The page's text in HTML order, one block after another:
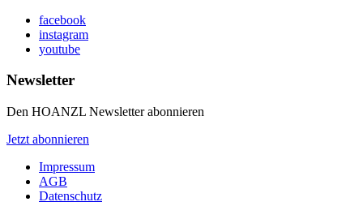
facebook
instagram
youtube
Newsletter
Den HOANZL Newsletter abonnieren
Jetzt abonnieren
Impressum
AGB
Datenschutz